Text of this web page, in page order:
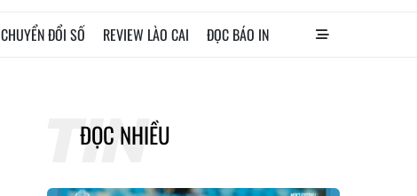
CHUYỂN ĐỔI SỐ REVIEW LÀO CAI ĐỌC BÁO IN
ĐỌC NHIỀU